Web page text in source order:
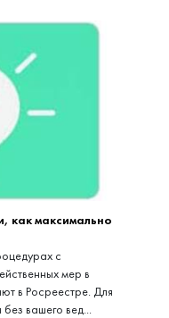
как максимально
с
мер в
в Росреестре. Для
вашего вед...